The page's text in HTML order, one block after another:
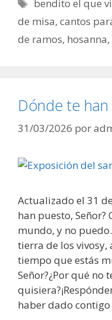
bendito el que
de misa, cantos
de ramos, hosanna,
Dónde te
31/03/2026 por
Actualizado el 31
han puesto,
mundo, y no
tierra de los vivosy,
tiempo que estás
Señor?¿Por qué no
haber dado